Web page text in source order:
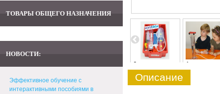
ТОВАРЫ ОБЩЕГО НАЗНАЧЕНИЯ
НОВОСТИ:
Эффективное обучение с
интерактивными пособиями в
0 1
Описание